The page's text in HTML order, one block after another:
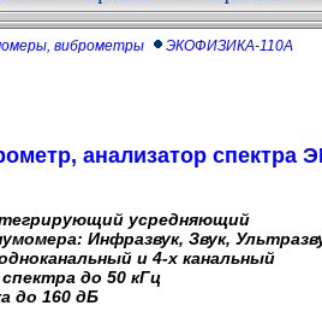
виброметры ЭКОФИЗИКА-110А
анализатор спектра
усредняющий
Инфразвук, Звук,
и 4-х канальный
до 50 кГц
до 160 дБ